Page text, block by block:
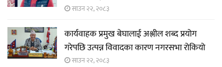
साउन २२, २०८३
कार्यवाहक प्रमुख बेघालाई अश्लील शब्द प्रयोग
गरेपछि उत्पन्न विवादका कारण नगरसभा रोकियो
साउन २२, २०८३